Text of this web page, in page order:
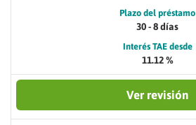
Plazo del préstamo
30 - 8 días
Interés TAE desde
11.12 %
Ver revisión